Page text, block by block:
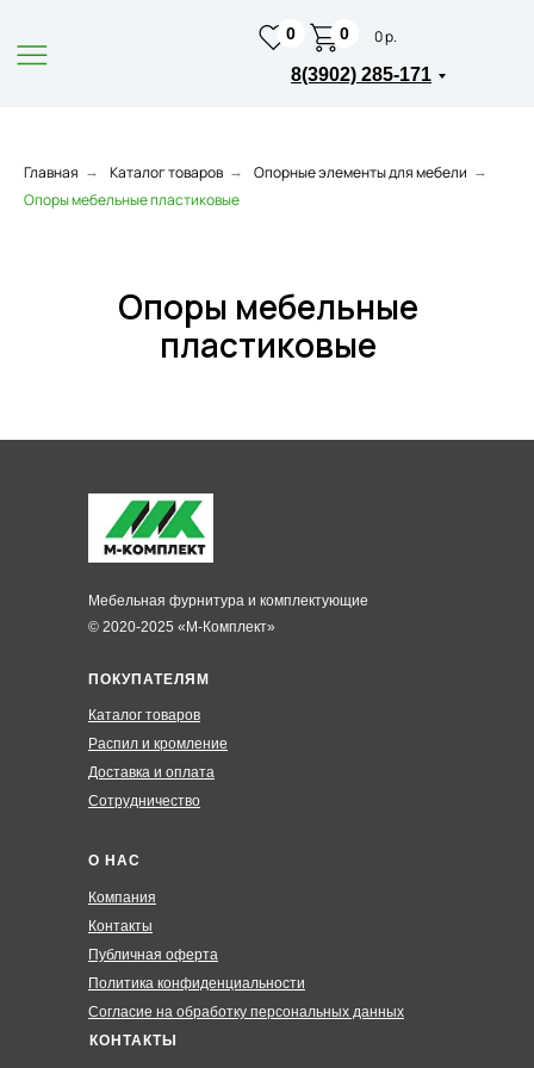
8(3902) 285-171
0 0 р.
0
Главная → Каталог товаров → Опорные элементы для мебели →
Опоры мебельные пластиковые
Опоры мебельные
пластиковые
ПОКУПАТЕЛЯМ
Каталог товаров
Распил и кромление
Доставка и оплата
Сотрудничество
О НАС
Компания
Контакты
Публичная оферта
Политика конфиденциальности
Согласие на обработку персональных данных
КОНТАКТЫ
© 2020-2025 «М-Комплект»
Мебельная фурнитура и комплектующие